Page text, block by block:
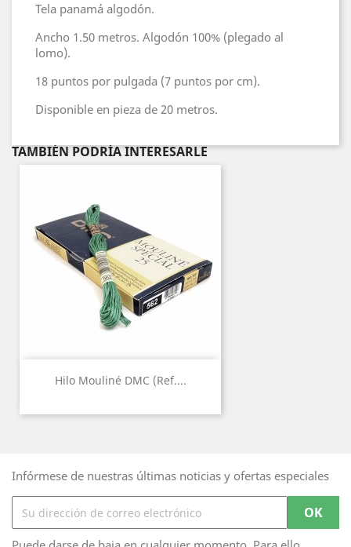
Tela panamá algodón.
Ancho 1.50 metros. Algodón 100% (plegado al
lomo).
18 puntos por pulgada (7 puntos por cm).
Disponible en pieza de 20 metros.
TAMBIÉN PODRÍA INTERESARLE
Hilo Mouliné DMC (Ref....
Infórmese de nuestras últimas noticias y ofertas especiales